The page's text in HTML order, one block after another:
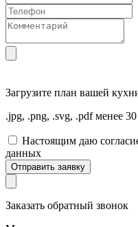
Загрузите план вашей
.jpg, .png, .svg, .pdf менее
Настоящим даю
данных
Отправить заявку
Заказать обратный звонок